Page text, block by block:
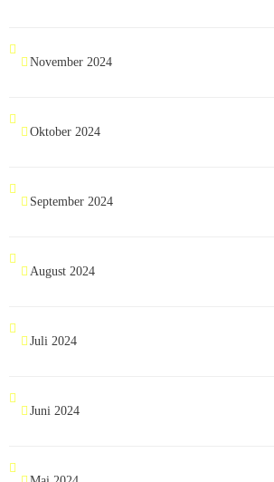
November 2024
Oktober 2024
September 2024
August 2024
Juli 2024
Juni 2024